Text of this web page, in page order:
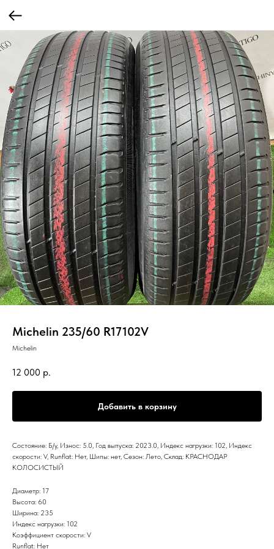
Michelin 235/60 R17102V
Michelin
12 000 р.
Добавить в корзину
Состояние: Б/у, Износ: 5.0, Год выпуска: 2023.0, Индекс нагрузки: 102, Индекс
скорости: V, Runflat: Нет, Шипы: нет, Сезон: Лето, Склад: КРАСНОДАР
КОЛОСИСТЫЙ
Диаметр: 17
Высота: 60
Ширина: 235
Индекс нагрузки: 102
Коэффициент скорости: V
Runflat: Нет